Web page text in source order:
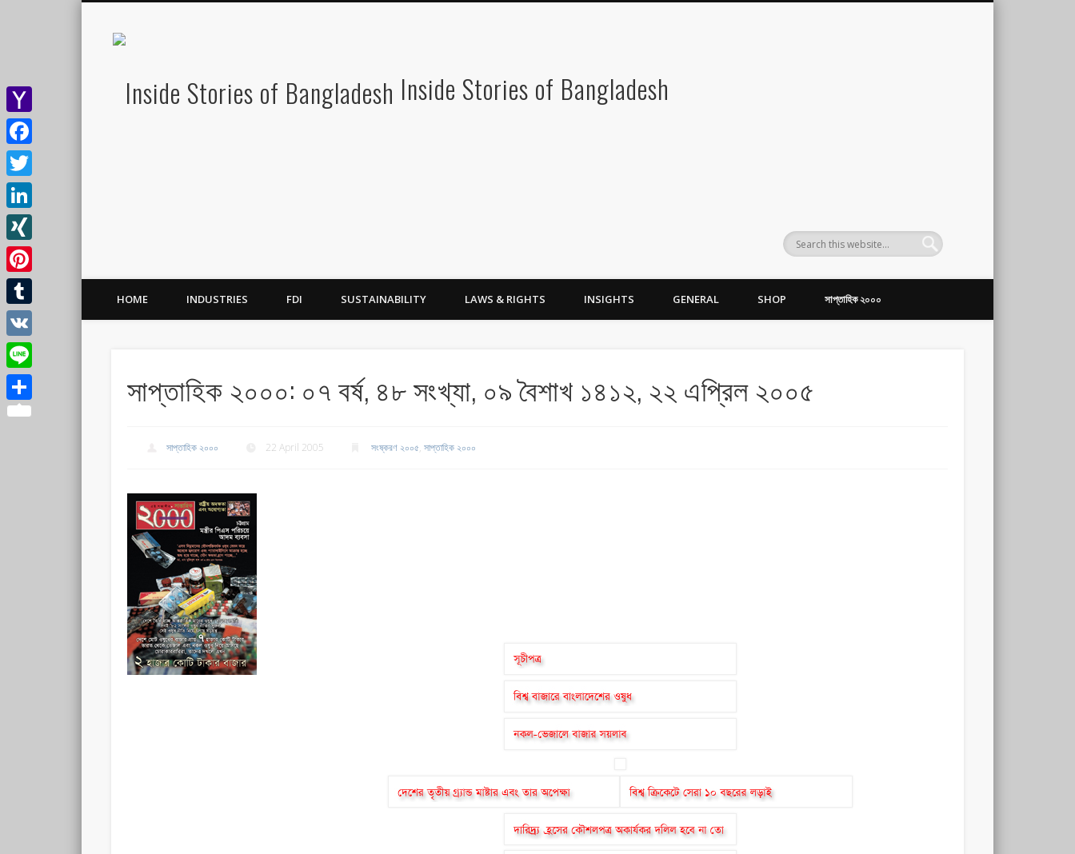
Inside Stories of Bangladesh
HOME INDUSTRIES FDI SUSTAINABILITY LAWS & RIGHTS INSIGHTS GENERAL SHOP সাপ্তাহিক ২০০০
সাপ্তাহিক ২০০০: ০৭ বর্ষ, ৪৮ সংখ্যা, ০৯ বৈশাখ ১৪১২, ২২ এপ্রিল ২০০৫
সাপ্তাহিক ২০০০ 22 April 2005 সংষ্করণ ২০০৫, সাপ্তাহিক ২০০০
Yahoo
Mail
Facebook
Twitter
LinkedIn
XING
Pinterest
Tumblr
VK
Line
Share